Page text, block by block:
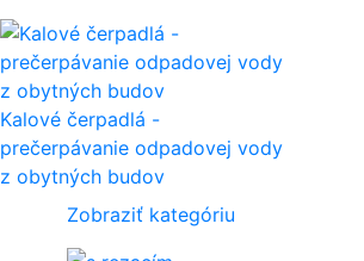
Kalové čerpadlá -
prečerpávanie odpadovej vody
z obytných budov
Zobraziť kategóriu